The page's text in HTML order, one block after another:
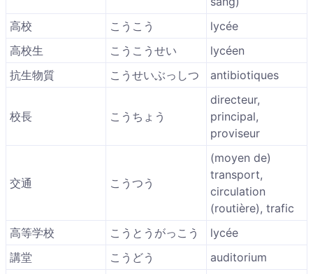
高校
こうこう
lycée
高校生
こうこうせい
lycéen
抗生物質
こうせいぶっしつ antibiotiques
校長 こうちょう
directeur,
principal,
proviseur
交通 こうつう
(moyen de)
transport,
circulation
(routière), trafic
高等学校
こうとうがっこう
lycée
講堂
こうどう auditorium